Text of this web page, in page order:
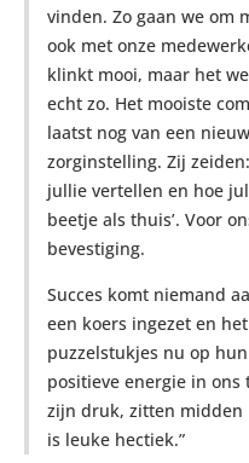
vinden. Zo gaan we om
ook met onze
klinkt mooi, maar het
echt zo. Het mooiste
laatst nog van een
zorginstelling. Zij
jullie vertellen en hoe
beetje als thuis’. Voor
bevestiging.
Succes komt niemand
een koers ingezet en
puzzelstukjes nu op
positieve energie in ons
zijn druk, zitten midden
is leuke hectiek.”